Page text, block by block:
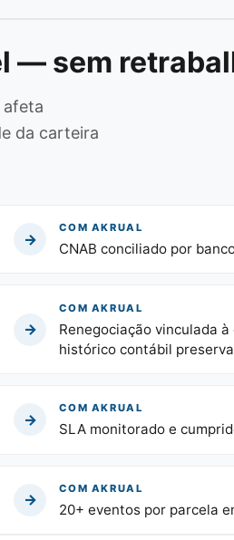
— sem
afeta
da carteira
→
COM AKRUAL
CNAB conciliado por
→
COM AKRUAL
Renegociação vinculada
histórico contábil
→
COM AKRUAL
SLA monitorado e
→
COM AKRUAL
20+ eventos por parcela